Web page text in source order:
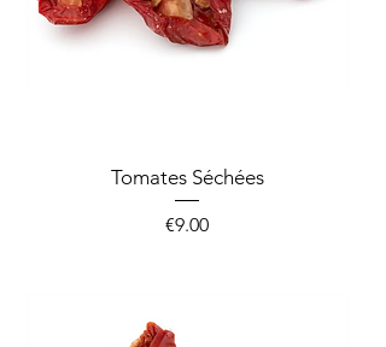
Tomates Séchées
Price
€9.00